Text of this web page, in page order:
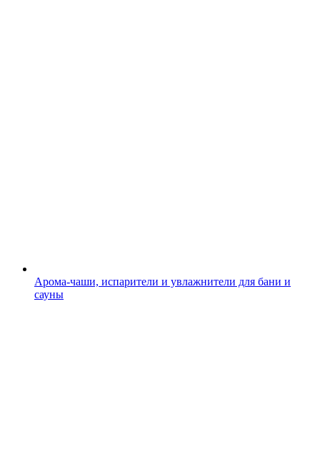
Арома-чаши, испарители и увлажнители для бани и
сауны